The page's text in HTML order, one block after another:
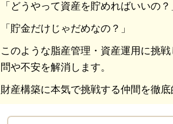
「どうやって資産を貯めればいいの？
「貯金だけじゃだめなの？」
このような脂産管理・資産運用に挑
問や不安を解消します。
財産構築に本気で挑戦する仲間を徹底